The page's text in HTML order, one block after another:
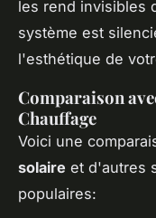
les rend invisibles
système est
l'esthétique de
Comparaison
Chauffage
Voici une
solaire et d'autres
populaires: